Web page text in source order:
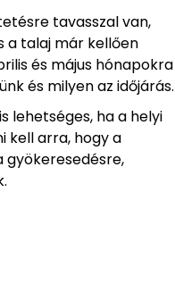
tavasszal van,
a talaj már kellően
és május hónapokra
és milyen az időjárás.
lehetséges, ha a helyi
kell arra, hogy a
gyökeresedésre,